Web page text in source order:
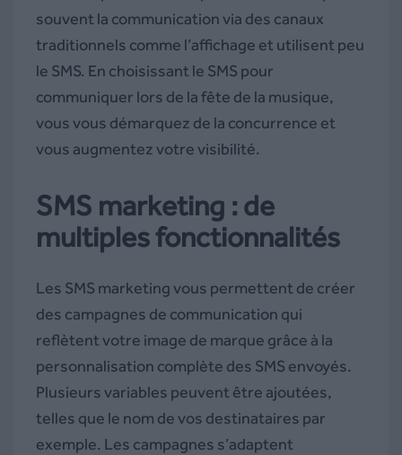
souvent la communication via des canaux
traditionnels comme l’affichage et utilisent peu
le SMS. En choisissant le SMS pour
communiquer lors de la fête de la musique,
vous vous démarquez de la concurrence et
vous augmentez votre visibilité.
SMS marketing : de
multiples fonctionnalités
Les SMS marketing vous permettent de créer
des campagnes de communication qui
reflètent votre image de marque grâce à la
personnalisation complète des SMS envoyés.
Plusieurs variables peuvent être ajoutées,
telles que le nom de vos destinataires par
exemple. Les campagnes s’adaptent